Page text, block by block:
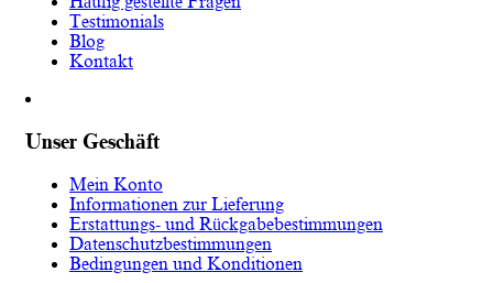
Testimonials
Blog
Kontakt
Unser Geschäft
Mein Konto
Informationen zur Lieferung
Erstattungs- und Rückgabebestimmungen
Datenschutzbestimmungen
Bedingungen und Konditionen